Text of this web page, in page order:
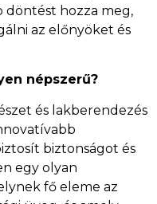
döntést hozza meg,
az előnyöket és
népszerű?
és lakberendezés
biztonságot és
egy olyan
fő eleme az